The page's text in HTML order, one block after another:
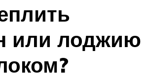
или лоджию